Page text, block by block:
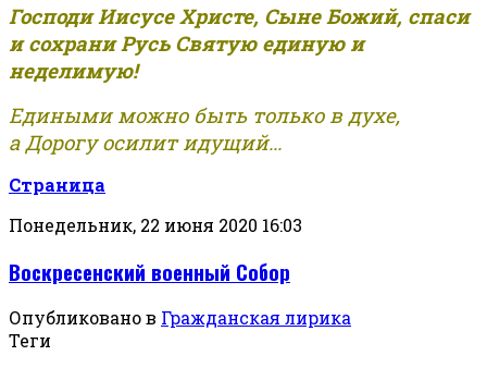
Господи Иисусе Христе, Сыне Божий, спаси
и сохрани Русь Святую единую и
неделимую!
Едиными можно быть только в духе,
а Дорогу осилит идущий...
Страница
Понедельник, 22 июня 2020 16:03
Воскресенский военный Собор
Опубликовано в Гражданская лирика
Теги